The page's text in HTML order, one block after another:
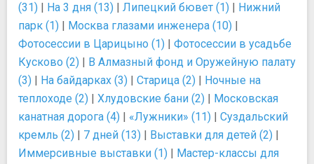
(31) | На 3 дня (13) | Липецкий бювет (1) | Нижний
парк (1) | Москва глазами инженера (10) |
Фотосессии в Царицыно (1) | Фотосессии в усадьбе
Кусково (2) | В Алмазный фонд и Оружейную палату
(3) | На байдарках (3) | Старица (2) | Ночные на
теплоходе (2) | Хлудовские бани (2) | Московская
канатная дорога (4) | «Лужники» (11) | Суздальский
кремль (2) | 7 дней (13) | Выставки для детей (2) |
Иммерсивные выставки (1) | Мастер-классы для